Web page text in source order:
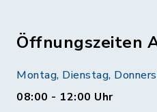
Öffnungszeiten
Montag, Dienstag,
08:00 - 12:00 Uhr